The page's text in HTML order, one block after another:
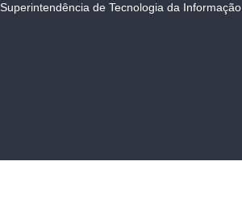
Superintendência de Tecnologia da Informação